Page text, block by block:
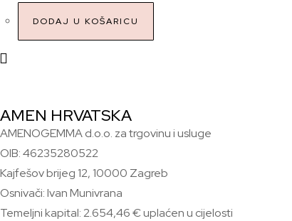
DODAJ U KOŠARICU
AMEN HRVATSKA
AMENOGEMMA d.o.o. za trgovinu i usluge
OIB: 46235280522
Kajfešov brijeg 12, 10000 Zagreb
Osnivači: Ivan Munivrana
Temeljni kapital: 2.654,46 € uplaćen u cijelosti